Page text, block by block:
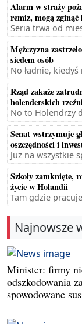
Alarm w straży
remiz, mogą zginąć
Seria trwa od
Mężczyzna
siedem osób
No ładnie,
Rząd zakaże
holenderskich
No to Holendrzy
Senat wstrzymuje
oszczędności i
Już na wszystkie
Szkoły zamknięte,
życie w Holandii
Tam gdzie
Najnowsze
Minister: firmy
odszkodowania
spowodowane